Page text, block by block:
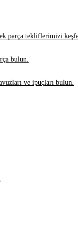
parça tekliflerimizi
bulun.
ve ipuçları bulun.